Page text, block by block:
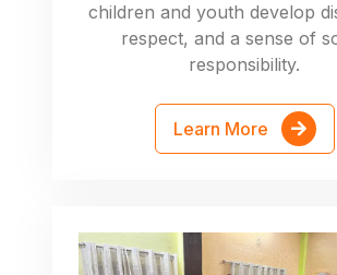
children and youth develop
respect, and a sense of
responsibility.
Learn More